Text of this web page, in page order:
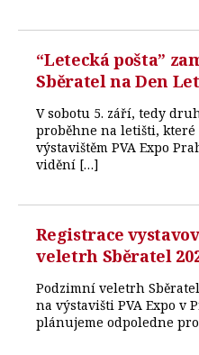
“Letecká pošta”
Sběratel na Den
V sobotu 5. září, tedy
proběhne na letišti, které
výstavištěm PVA Expo
vidění […]
Registrace
veletrh Sběratel
Podzimní veletrh
na výstavišti PVA Expo v
plánujeme odpoledne